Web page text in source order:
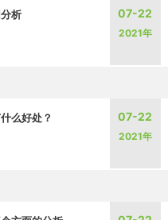
析 07-22
2021年
么好处？ 07-22
2021年